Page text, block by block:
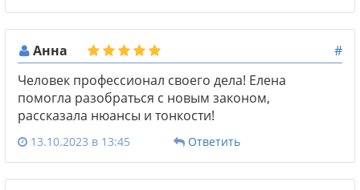
Анна
#
Человек профессионал своего дела! Елена
помогла разобраться с новым законом,
рассказала нюансы и тонкости!
13.10.2023 в 13:45 Ответить